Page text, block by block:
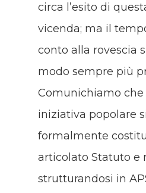
circa l’esito di
vicenda; ma il
conto alla rovescia
modo sempre più
Comunichiamo
iniziativa popolare
formalmente
articolato Statuto e
strutturandosi in